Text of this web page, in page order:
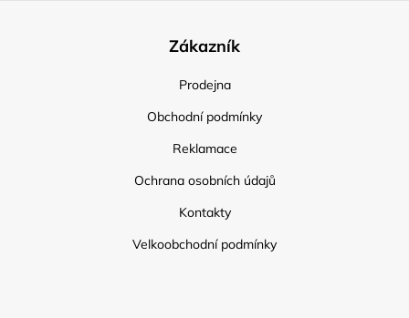
Zákazník
Prodejna
Obchodní podmínky
Reklamace
Ochrana osobních údajů
Kontakty
Velkoobchodní podmínky